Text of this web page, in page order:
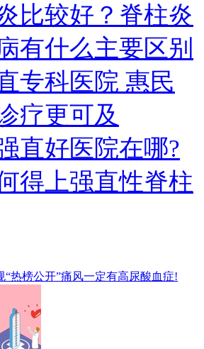
比较好？脊柱炎
有什么主要区别
专科医院 惠民
疗更可及
直好医院在哪?
得上强直性脊柱
热榜公开”痛风一定有高尿酸血症!